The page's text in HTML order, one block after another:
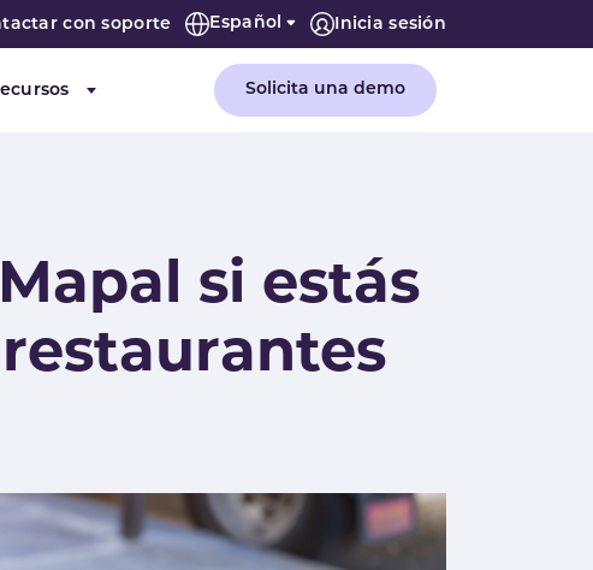
con soporte Español Inicia sesión
for "Empresa"
Submenu for "Recursos"
Solicita una demo
si estás